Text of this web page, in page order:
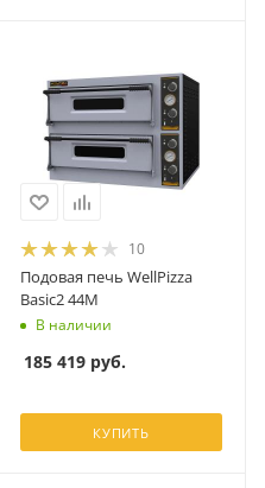
10
Подовая печь WellPizza
Basic2 44M
В наличии
185 419 руб.
КУПИТЬ